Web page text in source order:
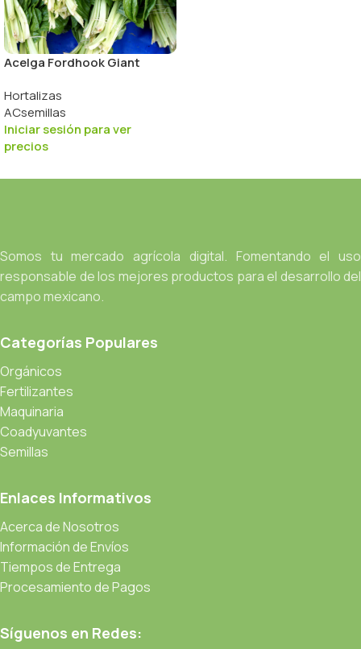
Acelga Fordhook Giant
Hortalizas
ACsemillas
Iniciar sesión para ver
precios
Somos tu mercado agrícola digital. Fomentando el uso
responsable de los mejores productos para el desarrollo del
campo mexicano.
Categorías Populares
Orgánicos
Fertilizantes
Maquinaria
Coadyuvantes
Semillas
Enlaces Informativos
Acerca de Nosotros
Información de Envíos
Tiempos de Entrega
Procesamiento de Pagos
Síguenos en Redes: